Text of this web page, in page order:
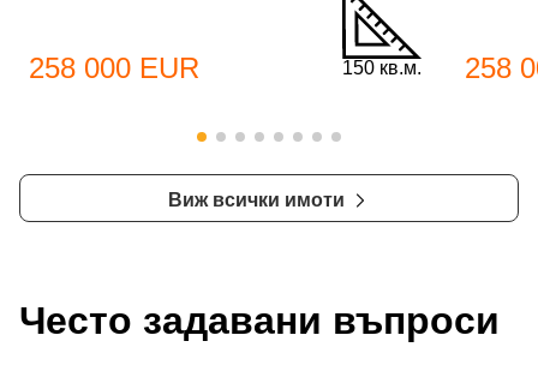
258 000 EUR 150 кв.м. 258
Виж всички имоти
Често задавани въпроси